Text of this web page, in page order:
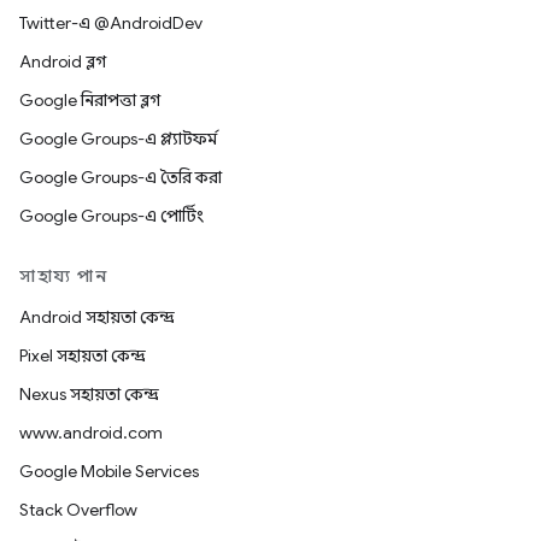
Twitter-এ @AndroidDev
Android ব্লগ
Google নিরাপত্তা ব্লগ
Google Groups-এ প্ল্যাটফর্ম
Google Groups-এ তৈরি করা
Google Groups-এ পোর্টিং
সাহায্য পান
Android সহায়তা কেন্দ্র
Pixel সহায়তা কেন্দ্র
Nexus সহায়তা কেন্দ্র
www.android.com
Google Mobile Services
Stack Overflow